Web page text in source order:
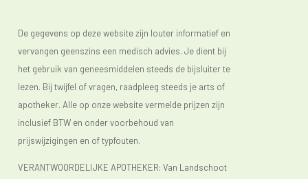
De gegevens op deze website zijn louter informatief en
vervangen geenszins een medisch advies. Je dient bij
het gebruik van geneesmiddelen steeds de bijsluiter te
lezen. Bij twijfel of vragen, raadpleeg steeds je arts of
apotheker. Alle op onze website vermelde prijzen zijn
inclusief BTW en onder voorbehoud van
prijswijzigingen en of typfouten.
VERANTWOORDELIJKE APOTHEKER: Van Landschoot